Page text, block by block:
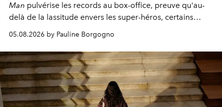
Man pulvérise les records au box-office, preuve qu'au-
delà de la lassitude envers les super-héros, certains
personnages continuent de susciter une ferveur intacte.
05.08.2026 by Pauline Borgogno